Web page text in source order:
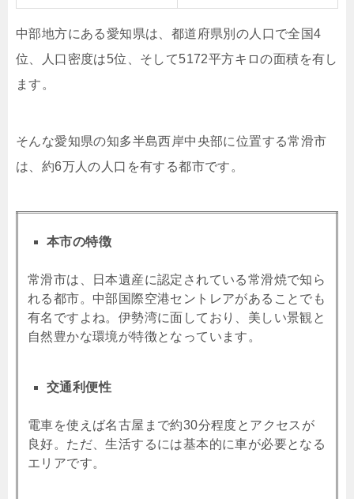
中部地方にある愛知県は、都道府県別の人口で全国4
位、人口密度は5位、そして5172平方キロの面積を有し
ます。
そんな愛知県の知多半島西岸中央部に位置する常滑市
は、約6万人の人口を有する都市です。
本市の特徴
常滑市は、日本遺産に認定されている常滑焼で知ら
れる都市。中部国際空港セントレアがあることでも
有名ですよね。伊勢湾に面しており、美しい景観と
自然豊かな環境が特徴となっています。
交通利便性
電車を使えば名古屋まで約30分程度とアクセスが
良好。ただ、生活するには基本的に車が必要となる
エリアです。